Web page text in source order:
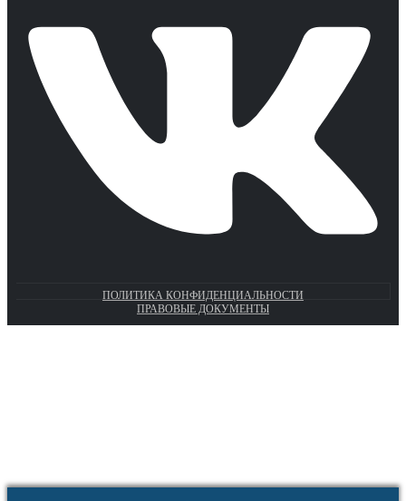
ПОЛИТИКА КОНФИДЕНЦИАЛЬНОСТИ
ПРАВОВЫЕ ДОКУМЕНТЫ